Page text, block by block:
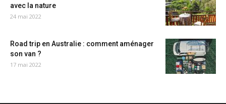
avec la nature
24 mai 2022
Road trip en Australie : comment aménager
son van ?
17 mai 2022